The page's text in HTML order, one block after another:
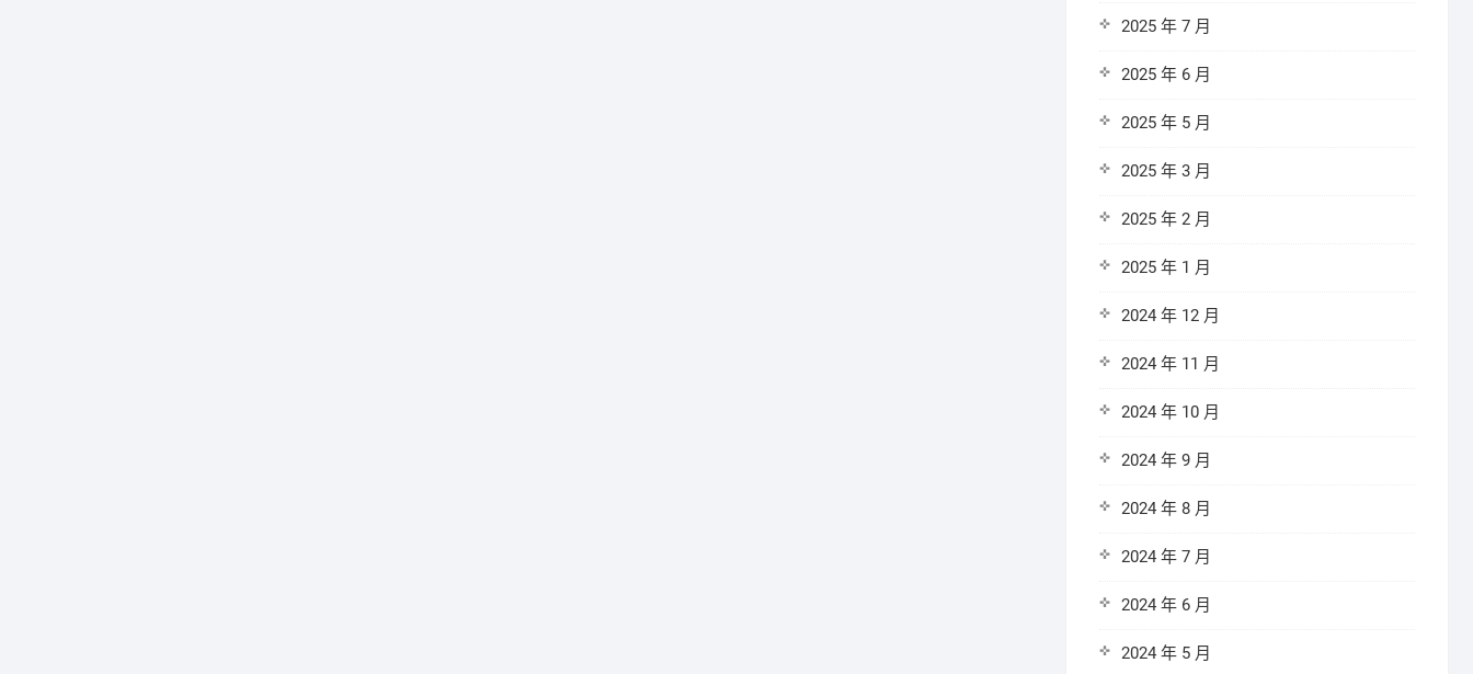
2025 年 7 月
2025 年 6 月
2025 年 5 月
2025 年 3 月
2025 年 2 月
2025 年 1 月
2024 年 12 月
2024 年 11 月
2024 年 10 月
2024 年 9 月
2024 年 8 月
2024 年 7 月
2024 年 6 月
2024 年 5 月